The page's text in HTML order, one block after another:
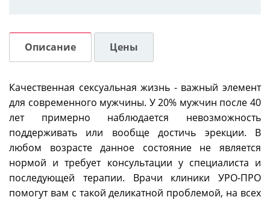
Описание Цены
Качественная сексуальная жизнь - важный элемент
для современного мужчины. У 20% мужчин после 40
лет примерно наблюдается невозможность
поддерживать или вообще достичь эрекции. В
любом возрасте данное состояние не является
нормой и требует консультации у специалиста и
последующей терапии. Врачи клиники УРО-ПРО
помогут вам с такой деликатной проблемой, на всех